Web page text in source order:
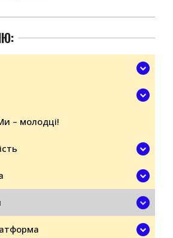
– молодці!